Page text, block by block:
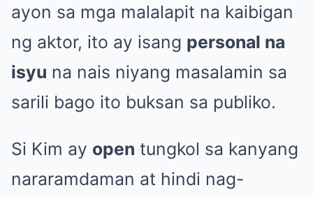
ayon sa mga malalapit na kaibigan
ng aktor, ito ay isang personal na
isyu na nais niyang masalamin sa
sarili bago ito buksan sa publiko.
Si Kim ay open tungkol sa kanyang
nararamdaman at hindi nag-